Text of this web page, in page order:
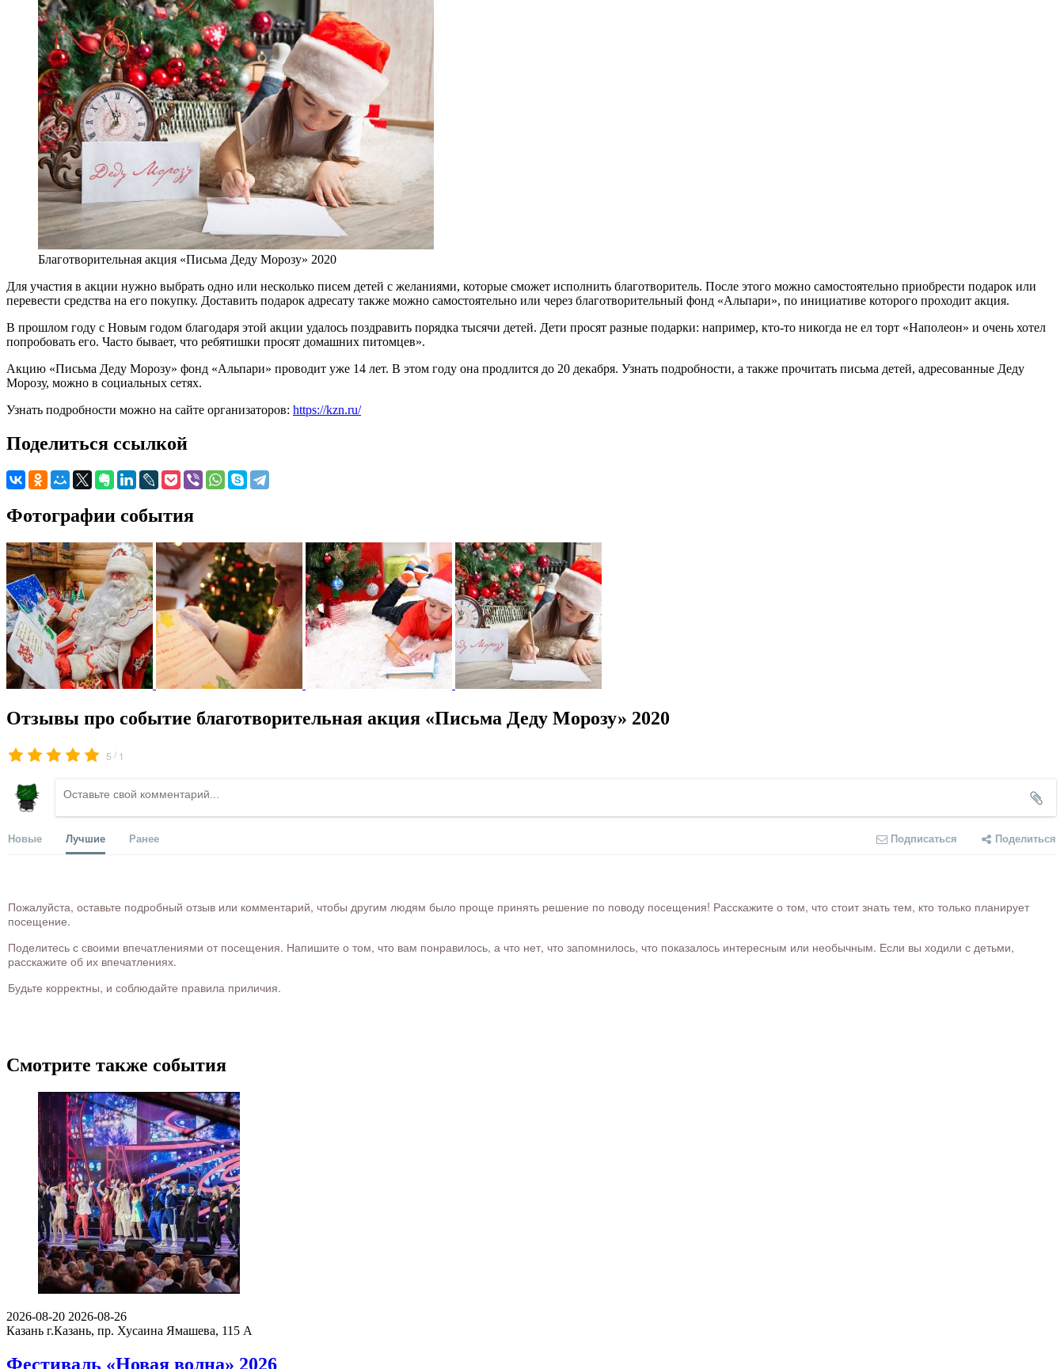
Благотворительная акция «Письма Деду Морозу» 2020
Для участия в акции нужно выбрать одно или несколько писем детей с желаниями, которые сможет исполнить благотворитель. После этого можно самостоятельно приобрести подарок или
перевести средства на его покупку. Доставить подарок адресату также можно самостоятельно или через благотворительный фонд «Альпари», по инициативе которого проходит акция.
В прошлом году с Новым годом благодаря этой акции удалось поздравить порядка тысячи детей. Дети просят разные подарки: например, кто-то никогда не ел торт «Наполеон» и очень хотел
попробовать его. Часто бывает, что ребятишки просят домашних питомцев».
Акцию «Письма Деду Морозу» фонд «Альпари» проводит уже 14 лет. В этом году она продлится до 20 декабря. Узнать подробности, а также прочитать письма детей, адресованные Деду
Морозу, можно в социальных сетях.
Узнать подробности можно на сайте организаторов: https://kzn.ru/
Поделиться ссылкой
Фотографии события
Отзывы про событие благотворительная акция «Письма Деду Морозу» 2020
5 / 1
Новые Лучшие Ранее Подписаться Поделиться
Пожалуйста, оставьте подробный отзыв или комментарий, чтобы другим людям было проще принять решение по поводу посещения! Расскажите о том, что стоит знать тем, кто только планирует
посещение.
Поделитесь с своими впечатлениями от посещения. Напишите о том, что вам понравилось, а что нет, что запомнилось, что показалось интересным или необычным. Если вы ходили с детьми,
расскажите об их впечатлениях.
Будьте корректны, и соблюдайте правила приличия.
Смотрите также события
2026-08-20 2026-08-26
Казань г.Казань, пр. Хусаина Ямашева, 115 A
Фестиваль «Новая волна» 2026